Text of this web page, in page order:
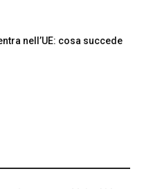
nell’UE: cosa succede